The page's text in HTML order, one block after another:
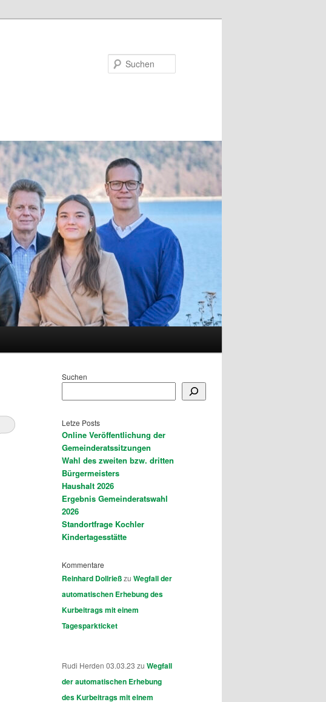
Suchen
Letze Posts
Online Veröffentlichung der
Gemeinderatssitzungen
Wahl des zweiten bzw. dritten
Bürgermeisters
Haushalt 2026
Ergebnis Gemeinderatswahl
2026
Standortfrage Kochler
Kindertagesstätte
Kommentare
Reinhard Dollrießzu Wegfall der
automatischen Erhebung des
Kurbeitrags mit einem
Tagesparkticket
Rudi Herden 03.03.23 zu Wegfall
der automatischen Erhebung
des Kurbeitrags mit einem